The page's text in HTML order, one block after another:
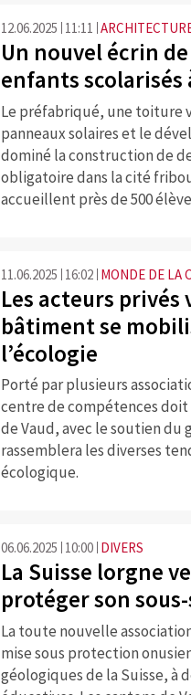
12.06.2025 11:11
Un nouvel écrin
enfants scolarisés
Le préfabriqué, une toiture
panneaux solaires et le
dominé la construction de
obligatoire dans la cité
accueillent près de 500
11.06.2025 16:02 MONDE DE LA
Les acteurs privés
bâtiment se
l’écologie
Porté par plusieurs
centre de compétences
de Vaud, avec le soutien du
rassemblera les diverses
écologique.
06.06.2025 10:00 DIVERS
La Suisse lorgne
protéger son
La toute nouvelle
mise sous protection
géologiques de la Suisse, à